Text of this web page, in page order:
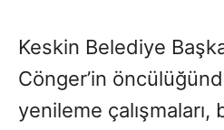
Keskin Belediye
Cönger’in
yenileme